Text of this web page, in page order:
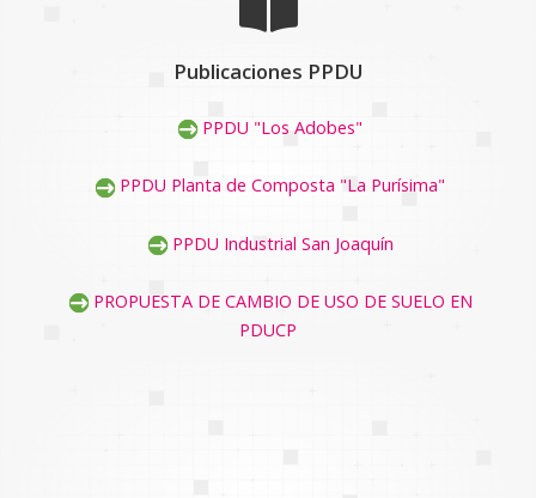
Publicaciones PPDU
PPDU "Los Adobes"
PPDU Planta de Composta "La Purísima"
PPDU Industrial San Joaquín
PROPUESTA DE CAMBIO DE USO DE SUELO EN
PDUCP